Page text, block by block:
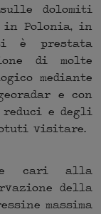
dolomiti
in Polonia, in
è prestata
di molte
mediante
e con
e degli
visitare.
cari alla
della
massima